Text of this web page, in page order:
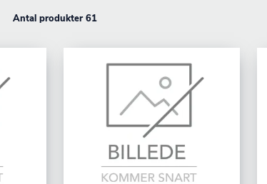
Antal produkter 61